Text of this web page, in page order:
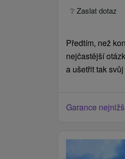
❔ Zaslat dotaz
Předtím, než
nejčastější
a ušetřit tak
Garance